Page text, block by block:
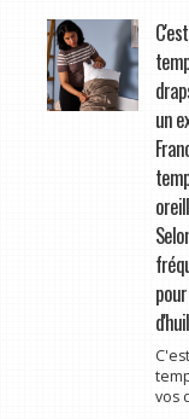
un
vos